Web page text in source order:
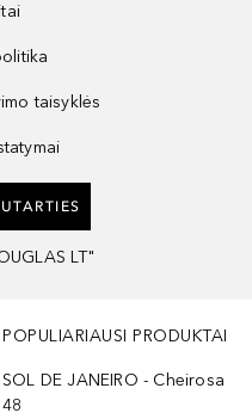
taisyklės
LT"
POPULIARIAUSI PRODUKTAI
SOL DE JANEIRO - Cheirosa
48